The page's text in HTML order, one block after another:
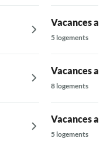
Vacances au
5 logements
Vacances au
8 logements
Vacances au
5 logements